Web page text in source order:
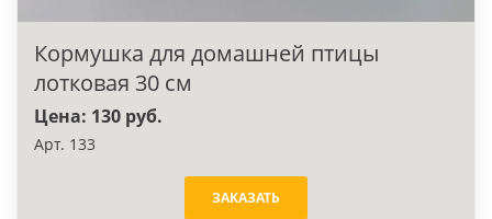
Кормушка для домашней птицы
лотковая 30 см
Цена: 130 руб.
Арт. 133
ЗАКАЗАТЬ